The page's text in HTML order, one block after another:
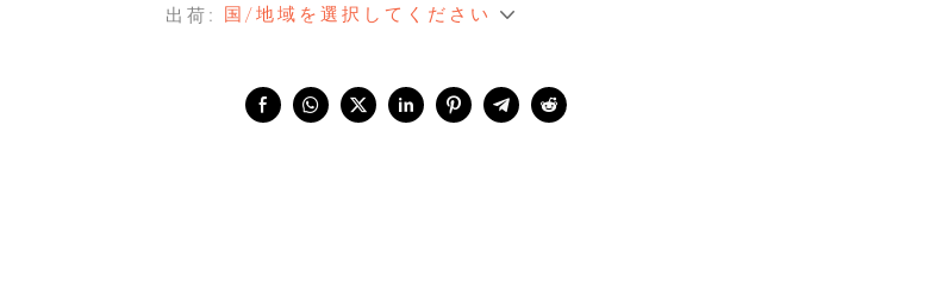
出荷: 国/地域を選択してください